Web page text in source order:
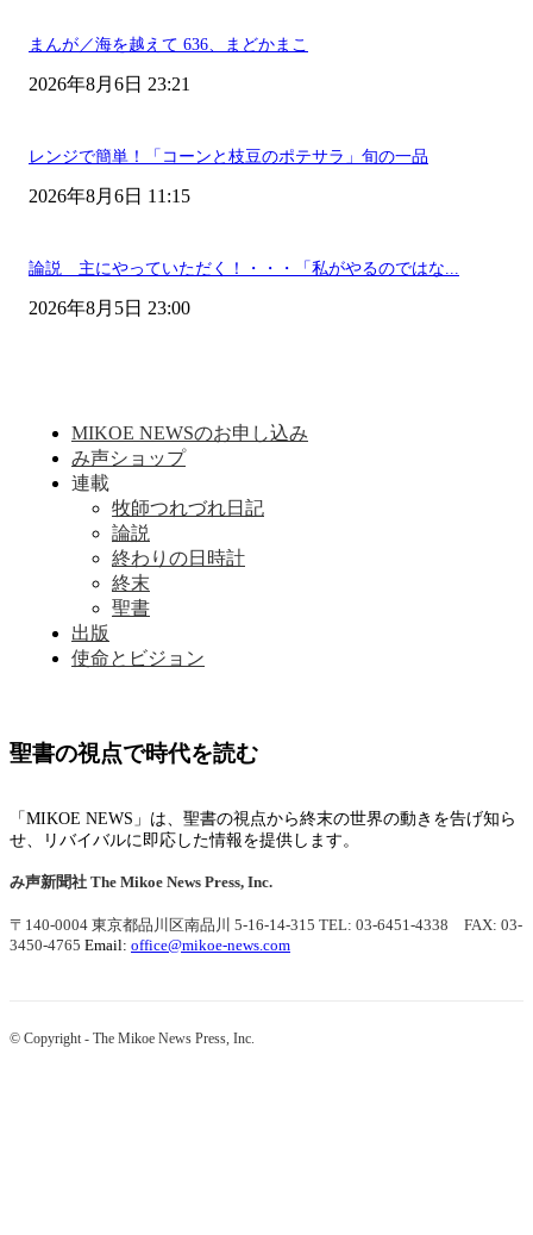
まんが／海を越えて 636、まどかまこ
2026年8月6日 23:21
レンジで簡単！「コーンと枝豆のポテサラ」旬の一品
2026年8月6日 11:15
論説 主にやっていただく！・・・「私がやるのではな...
2026年8月5日 23:00
MIKOE NEWSのお申し込み
み声ショップ
連載
牧師つれづれ日記
論説
終わりの日時計
終末
聖書
出版
使命とビジョン
聖書の視点で時代を読む
「MIKOE NEWS」は、聖書の視点から終末の世界の動きを告げ知ら
せ、リバイバルに即応した情報を提供します。
み声新聞社 The Mikoe News Press, Inc.
〒140-0004 東京都品川区南品川 5-16-14-315 TEL: 03-6451-4338 FAX: 03-
3450-4765 Email: office@mikoe-news.com
© Copyright - The Mikoe News Press, Inc.